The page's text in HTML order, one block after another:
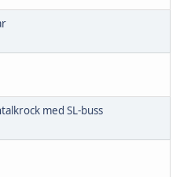
med SL-buss